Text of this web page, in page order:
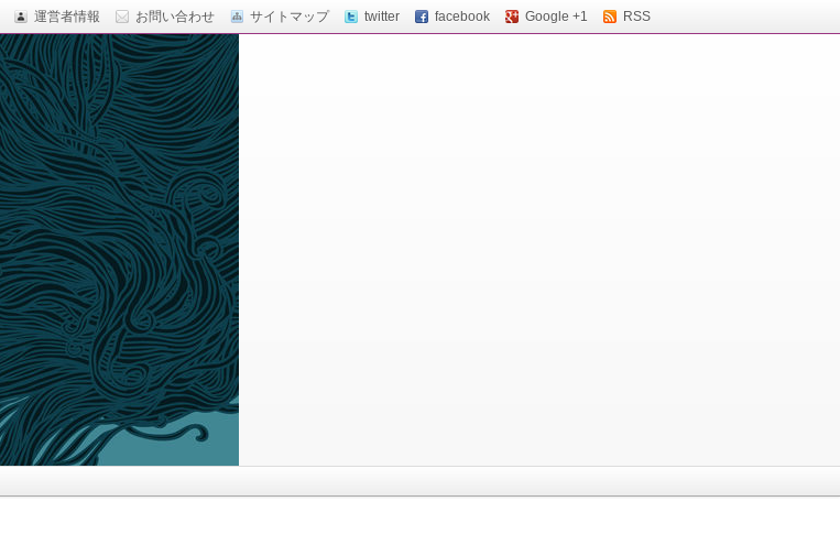
運営者情報 お問い合わせ サイトマップ twitter facebook Google +1 RSS